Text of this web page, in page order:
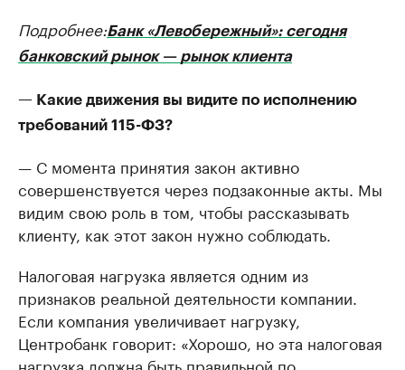
Подробнее:Банк «Левобережный»: сегодня
банковский рынок — рынок клиента
— Какие движения вы видите по исполнению
требований 115-ФЗ?
— С момента принятия закон активно
совершенствуется через подзаконные акты. Мы
видим свою роль в том, чтобы рассказывать
клиенту, как этот закон нужно соблюдать.
Налоговая нагрузка является одним из
признаков реальной деятельности компании.
Если компания увеличивает нагрузку,
Центробанк говорит: «Хорошо, но эта налоговая
нагрузка должна быть правильной по